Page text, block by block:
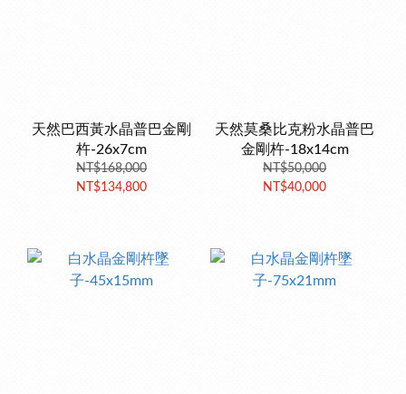
天然巴西黃水晶普巴金剛
杵-26x7cm
NT$168,000
NT$134,800
天然莫桑比克粉水晶普巴
金剛杵-18x14cm
NT$50,000
NT$40,000